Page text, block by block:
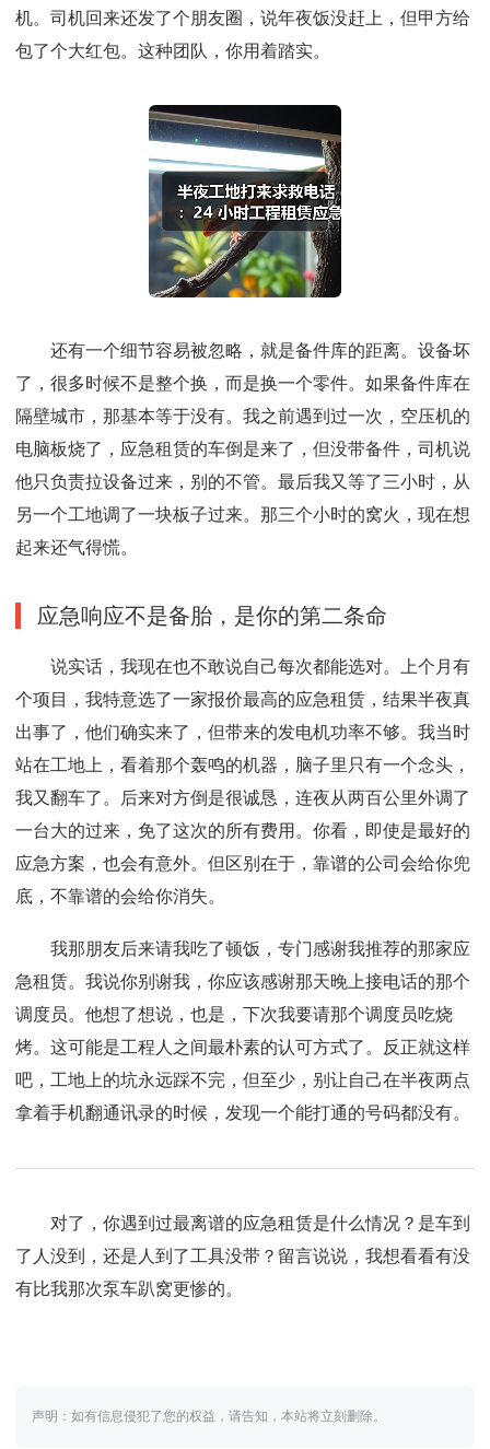
机。司机回来还发了个朋友圈，说年夜饭没赶上，但甲方给
包了个大红包。这种团队，你用着踏实。
还有一个细节容易被忽略，就是备件库的距离。设备坏
了，很多时候不是整个换，而是换一个零件。如果备件库在
隔壁城市，那基本等于没有。我之前遇到过一次，空压机的
电脑板烧了，应急租赁的车倒是来了，但没带备件，司机说
他只负责拉设备过来，别的不管。最后我又等了三小时，从
另一个工地调了一块板子过来。那三个小时的窝火，现在想
起来还气得慌。
应急响应不是备胎，是你的第二条命
说实话，我现在也不敢说自己每次都能选对。上个月有
个项目，我特意选了一家报价最高的应急租赁，结果半夜真
出事了，他们确实来了，但带来的发电机功率不够。我当时
站在工地上，看着那个轰鸣的机器，脑子里只有一个念头，
我又翻车了。后来对方倒是很诚恳，连夜从两百公里外调了
一台大的过来，免了这次的所有费用。你看，即使是最好的
应急方案，也会有意外。但区别在于，靠谱的公司会给你兜
底，不靠谱的会给你消失。
我那朋友后来请我吃了顿饭，专门感谢我推荐的那家应
急租赁。我说你别谢我，你应该感谢那天晚上接电话的那个
调度员。他想了想说，也是，下次我要请那个调度员吃烧
烤。这可能是工程人之间最朴素的认可方式了。反正就这样
吧，工地上的坑永远踩不完，但至少，别让自己在半夜两点
拿着手机翻通讯录的时候，发现一个能打通的号码都没有。
对了，你遇到过最离谱的应急租赁是什么情况？是车到
了人没到，还是人到了工具没带？留言说说，我想看看有没
有比我那次泵车趴窝更惨的。
声明：如有信息侵犯了您的权益，请告知，本站将立刻删除。